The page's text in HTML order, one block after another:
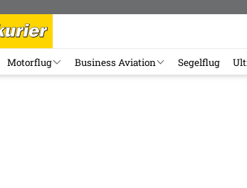
Motorflug Business Aviation Segelflug